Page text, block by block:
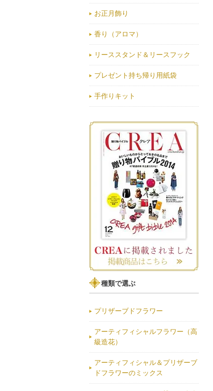
お正月飾り
香り（アロマ）
リーススタンド＆リースフック
プレゼント持ち帰り用紙袋
手作りキット
種類で選ぶ
プリザーブドフラワー
アーティフィシャルフラワー（高
級造花）
アーティフィシャル＆プリザーブ
ドフラワーのミックス